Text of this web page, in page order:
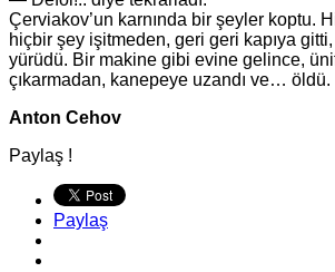
Çerviakov’un karnında bir şeyler koptu.
hiçbir şey işitmeden, geri geri kapıya gitti,
yürüdü. Bir makine gibi evine gelince,
çıkarmadan, kanepeye uzandı ve… öldü.
Anton Cehov
Paylaş !
Paylaş